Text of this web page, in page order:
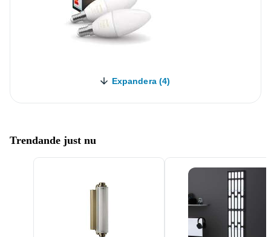
Expandera (4)
Trendande just nu